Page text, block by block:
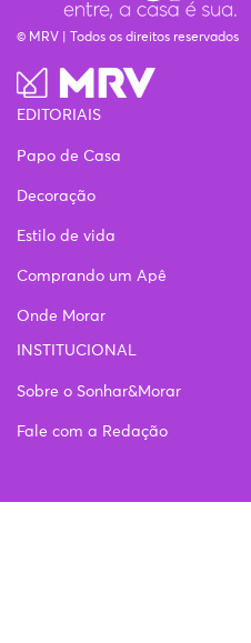
© MRV | Todos os direitos reservados
EDITORIAIS
Papo de Casa
Decoração
Estilo de vida
Comprando um Apê
Onde Morar
INSTITUCIONAL
Sobre o Sonhar&Morar
Fale com a Redação